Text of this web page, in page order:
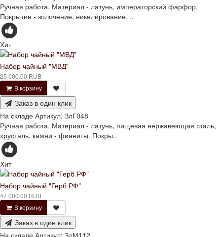
Ручная работа. Материал - латунь, императорский фарфор.
Покрытие - золочение, никелирование, ..
Хит
Набор чайный "МВД"
25 000.00 RUB
В корзину
Заказ в один клик
На складе Артикул: ЗлГ048
Ручная работа. Материал - латунь, пищевая нержавеющая сталь,
хрусталь, камни - фианиты. Покры..
Хит
Набор чайный "Герб РФ"
47 000.00 RUB
В корзину
Заказ в один клик
На складе Артикул: ЗлМ112